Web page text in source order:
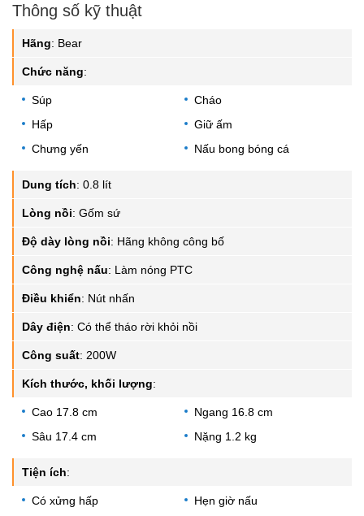
Thông số kỹ thuật
Hãng: Bear
Chức năng:
Súp
Cháo
Hấp
Giữ ấm
Chưng yến
Nấu bong bóng cá
Dung tích: 0.8 lít
Lòng nồi: Gốm sứ
Độ dày lòng nồi: Hãng không công bố
Công nghệ nấu: Làm nóng PTC
Điều khiển: Nút nhấn
Dây điện: Có thể tháo rời khỏi nồi
Công suất: 200W
Kích thước, khối lượng:
Cao 17.8 cm
Ngang 16.8 cm
Sâu 17.4 cm
Nặng 1.2 kg
Tiện ích:
Có xửng hấp Hẹn giờ nấu